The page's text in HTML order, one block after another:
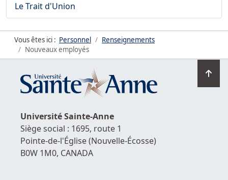
Le Trait d'Union
Vous êtes ici : Personnel
Renseignements
Nouveaux employés
en
UniversitéSainte-Anne
Siège social : 1695, route 1
Pointe-de-l'Église(Nouvelle-Écosse)
B0W 1M0, CANADA